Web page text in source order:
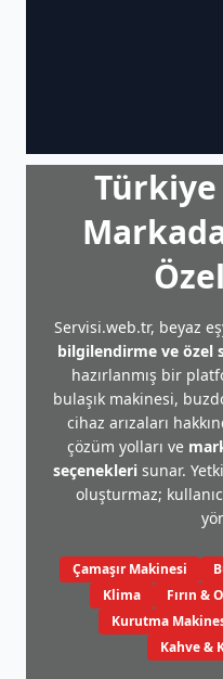
Servisi.web.tr, beyaz
bilgilendirme ve özel
hazırlanmış bir
bulaşık makinesi,
cihaz arızaları
çözüm yolları ve
seçenekleri sunar.
oluşturmaz;
Çamaşır Makinesi
Klima
Fırın &
Kurutma
Kahve &